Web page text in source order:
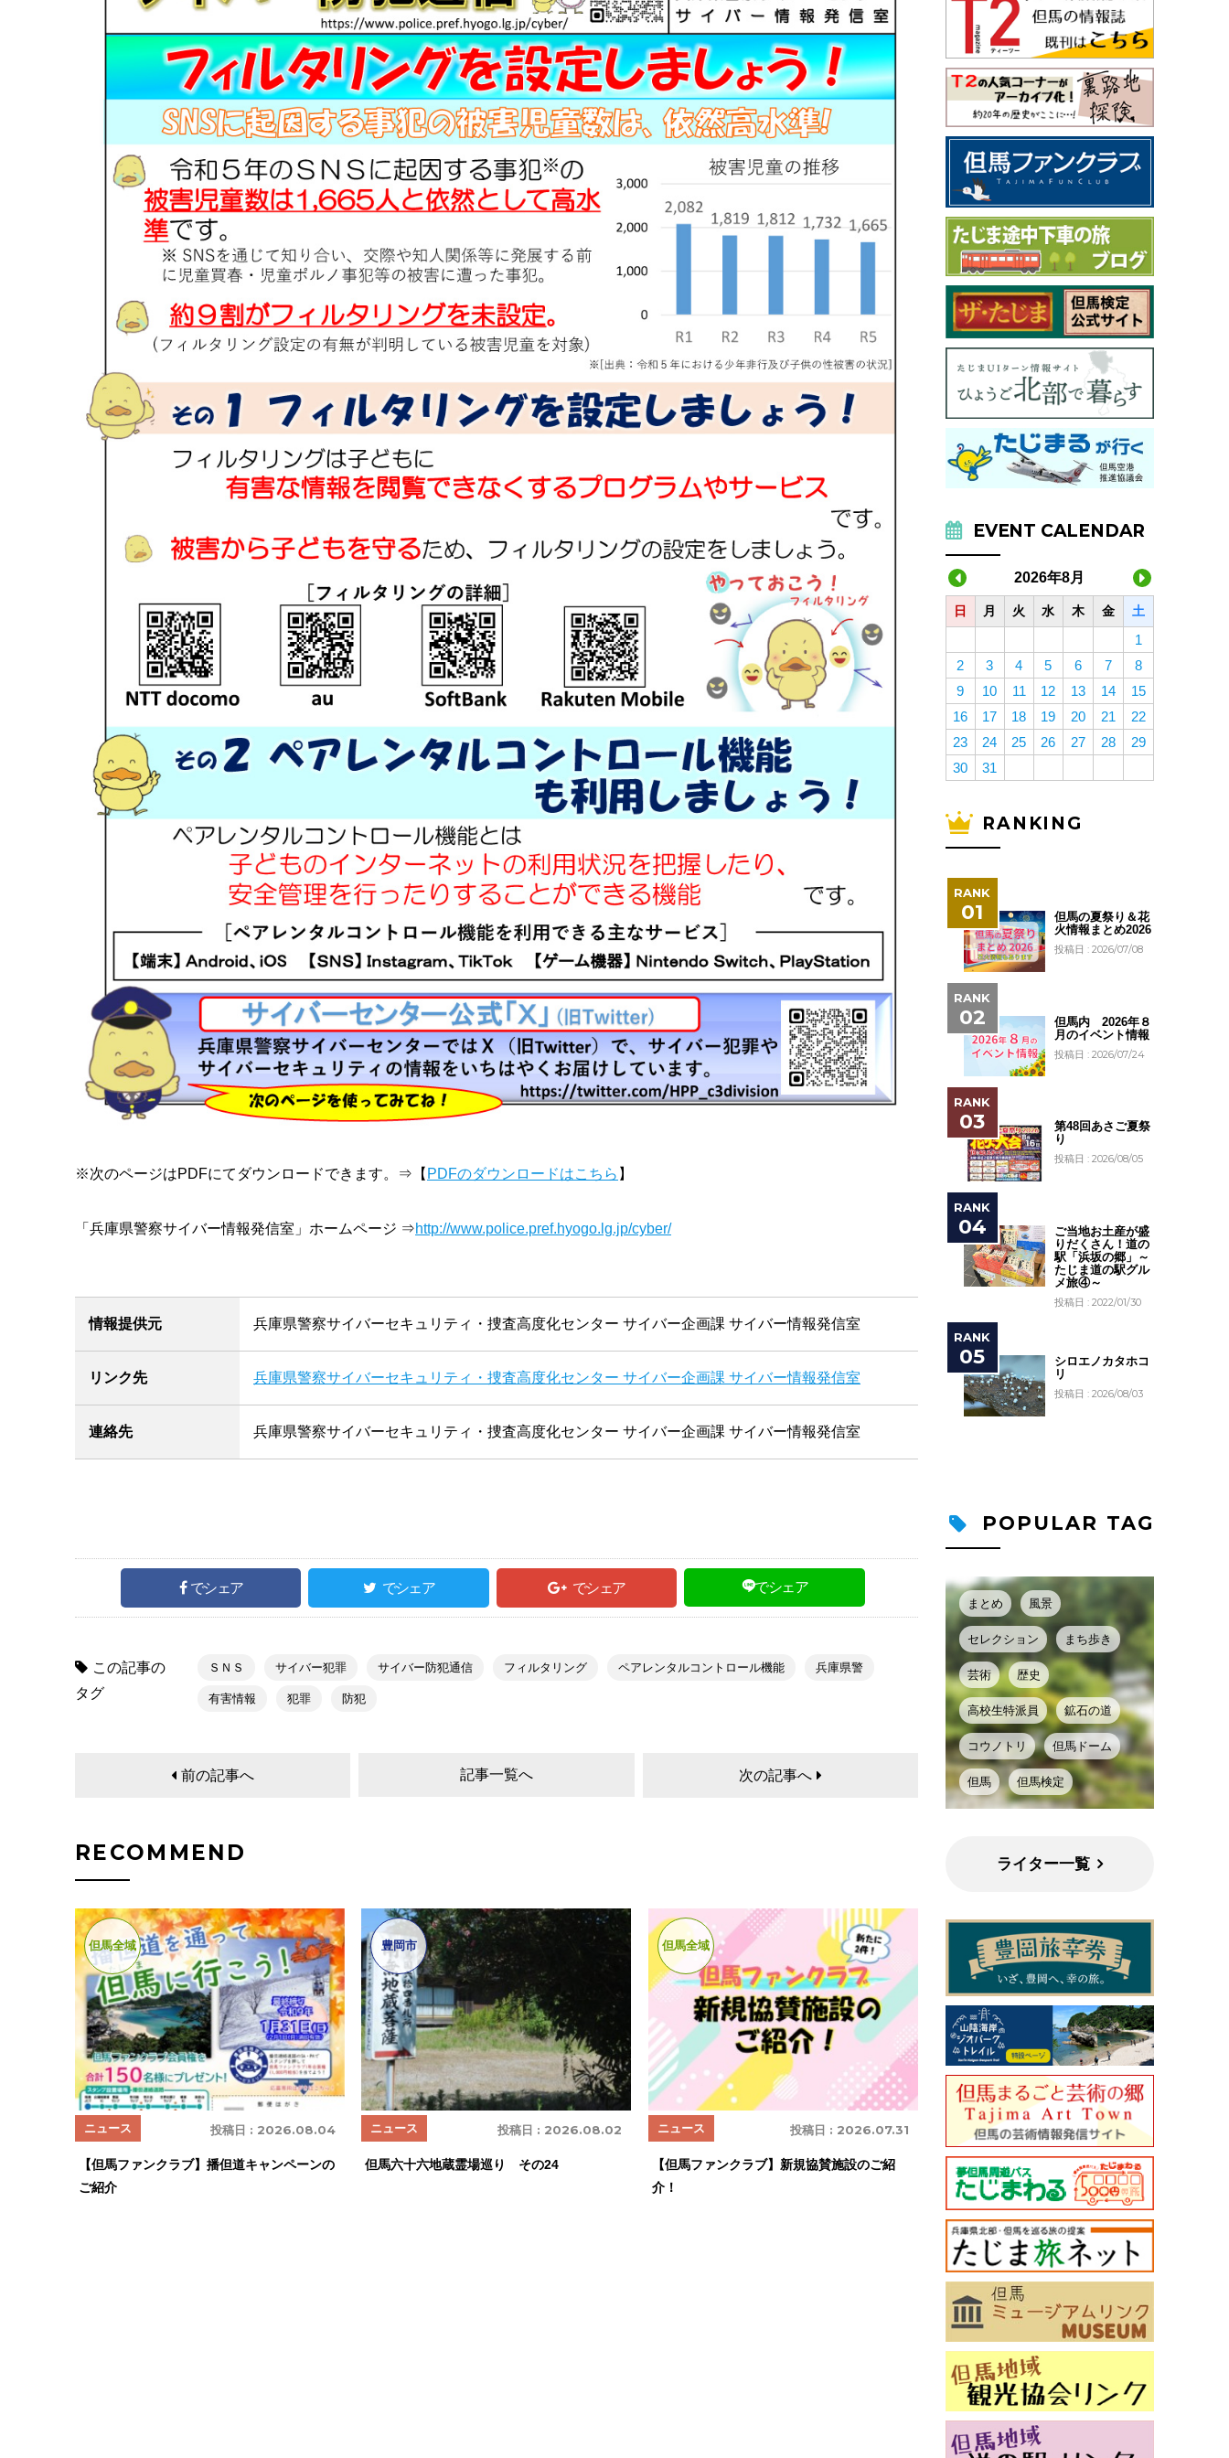
※次のページはPDFにてダウンロードできます。⇒【 PDFのダウンロードはこちら 】
「兵庫県警察サイバー情報発信室」ホームページ ⇒http://www.police.pref.hyogo.lg.jp/cyber/
情報提供元 兵庫県警察サイバーセキュリティ・捜査高度化センター サイバー企画課 サイバー情報発信室
リンク先 兵庫県警察サイバーセキュリティ・捜査高度化センター サイバー企画課 サイバー情報発信室
連絡先 兵庫県警察サイバーセキュリティ・捜査高度化センター サイバー企画課 サイバー情報発信室
でシェア でシェア でシェア でシェア
この記事の
タグ
ＳＮＳ サイバー犯罪 サイバー防犯通信 フィルタリング ペアレンタルコントロール機能 兵庫県警
有害情報 犯罪 防犯
前の記事へ 記事一覧へ 次の記事へ
RECOMMEND
但馬全域
投稿日 : 2026.08.04
ニュース
【但馬ファンクラブ】播但道キャンペーンの
ご紹介
豊岡市
投稿日 : 2026.08.02
ニュース
但馬六十六地蔵霊場巡り その24
但馬全域
投稿日 : 2026.07.31
ニュース
【但馬ファンクラブ】新規協賛施設のご紹
介！
EVENT CALENDAR
2026年8月
日 月 火 水 木 金 土
1
2
3 4 5 6 7
8
9
10 11 12 13 14
15
16
17 18 19 20 21
22
23
24 25 26 27 28
29
30
31
RANKING
但馬の夏祭り＆花
火情報まとめ2026
投稿日 : 2026/07/08
但馬内 2026年８
月のイベント情報
投稿日 : 2026/07/24
第48回あさご夏祭
り
投稿日 : 2026/08/05
ご当地お土産が盛
りだくさん！道の
駅「浜坂の郷」～
たじま道の駅グル
メ旅④～
投稿日 : 2022/01/30
シロエノカタホコ
リ
投稿日 : 2026/08/03
POPULAR TAG
まとめ 風景
セレクション まち歩き
芸術 歴史
高校生特派員 鉱石の道
コウノトリ 但馬ドーム
但馬 但馬検定
ライター一覧